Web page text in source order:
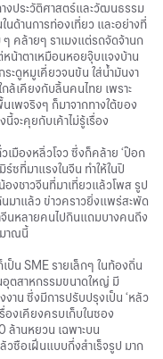
งประวัติศาสตร์และวัฒนธรรม
นด้านการท่องเที่ยว และอย่างที่
ๆ คล้ายๆ ราเมงแต่รถจัดจ้านก
น้าตาเหมือนหอยจุ๊บแจงบ้าน
ะดูหมูเคี่ยวจนข้น ใส่น้ำมันงา
ล้เคียงกับลิ้นคนไทย เพราะ
พจริงๆ ก็มาจากทางใต้ของ
จะคุยกับเค้าไม่รู้เรื่อง
เมืองหลิ่วโจว ซึ่งก็คล้าย ‘ป๊อก
ซที่มาแรงในจีน ทำให้ในปี
งชาวจีนที่มาเที่ยวแล้วโพส รูป
มาแล้ว ข่าวคราวยิ่งแพร่สะพัด
จีนหลายคนไปกินแถมบางคนถึง
าณนี้
ป็น SME รายเล็กๆ ในท้องถิ่น
อุตสาหกรรมขนาดใหญ่ มี
าน ซึ่งมีการปรับปรุงเป็น ‘หลัว
องเคียงครบเก็บในซอง
านหยวน เฉพาะบน
ซือเฝิ่นแบบกึ่งสำเร็จรูป มาก